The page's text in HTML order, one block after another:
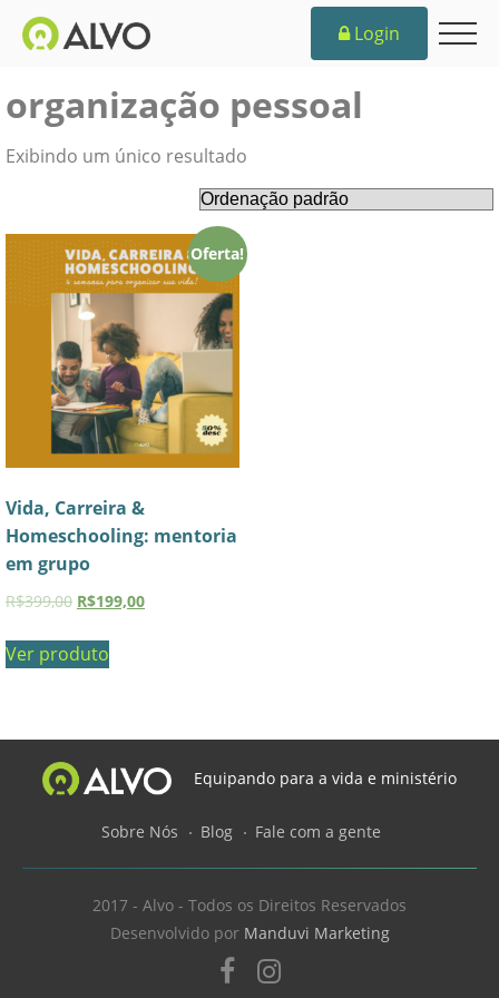
Login
organização pessoal
Exibindo um único resultado
Oferta!
Vida, Carreira &
Homeschooling: mentoria
em grupo
R$399,00 R$199,00
Ver produto
Equipando para a vida e ministério
Sobre Nós Blog Fale com a gente
2017 - Alvo - Todos os Direitos Reservados
Desenvolvido por Manduvi Marketing